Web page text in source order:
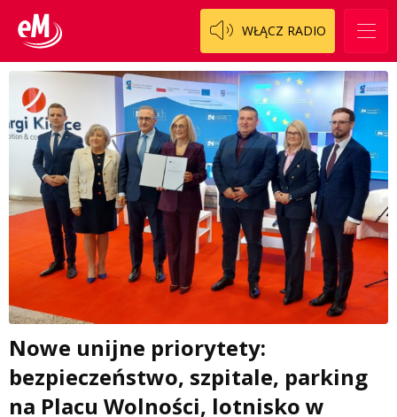
WŁĄCZ RADIO
Nowe unijne priorytety:
bezpieczeństwo, szpitale, parking
na Placu Wolności, lotnisko w